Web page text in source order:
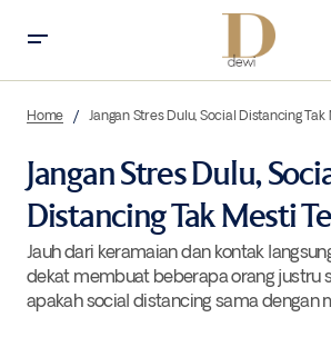
Home Jangan Stres Dulu, Social Distancing
Jangan Stres Dulu,
Distancing Tak Mesti
Jauh dari keramaian dan kontak
dekat membuat beberapa orang justru
apakah social distancing sama dengan